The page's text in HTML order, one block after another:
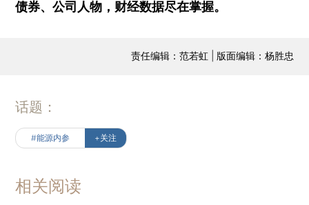
债券、公司人物，财经数据尽在掌握。
责任编辑：范若虹 | 版面编辑：杨胜忠
话题：
#能源内参 +关注
相关阅读